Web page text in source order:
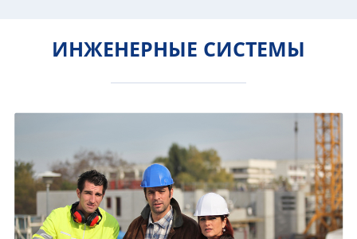
ИНЖЕНЕРНЫЕ СИСТЕМЫ